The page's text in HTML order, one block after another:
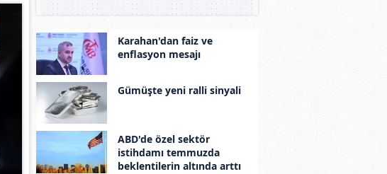
Karahan'dan faiz ve
enflasyon mesajı
Gümüşte yeni ralli sinyali
ABD'de özel sektör
istihdamı temmuzda
beklentilerin altında arttı